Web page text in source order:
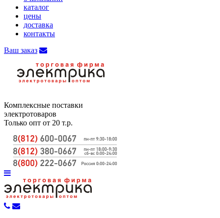
каталог
цены
доставка
контакты
Ваш заказ
Комплексные поставки
электротоваров
Только опт от 20 т.р.